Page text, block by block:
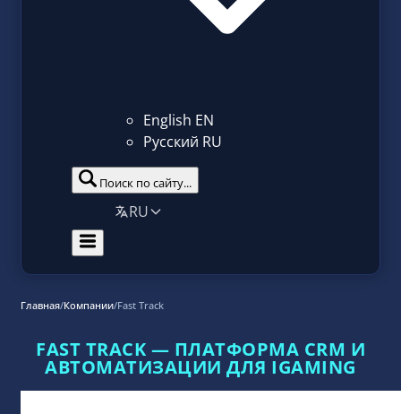
English EN
Русский RU
Поиск по сайту...
RU
Главная/Компании/Fast Track
FAST TRACK — ПЛАТФОРМА CRM И
АВТОМАТИЗАЦИИ ДЛЯ IGAMING